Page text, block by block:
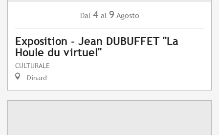
Dal 4 al 9 Agosto
Exposition - Jean DUBUFFET "La
Houle du virtuel"
CULTURALE
Dinard